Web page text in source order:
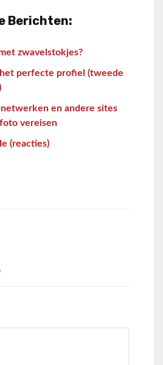
Berichten:
zwavelstokjes?
het perfecte profiel (tweede
netwerken en andere sites
vereisen
(reacties)